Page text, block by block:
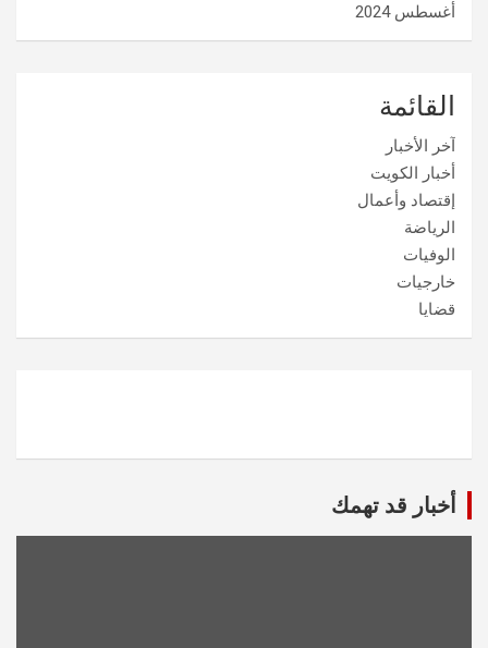
أغسطس 2024
القائمة
آخر الأخبار
أخبار الكويت
إقتصاد وأعمال
الرياضة
الوفيات
خارجيات
قضايا
أخبار قد تهمك